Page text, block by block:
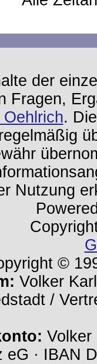
der
Fragen,
.
Nutzung
©
Volker
/
Volker
eG · IBAN